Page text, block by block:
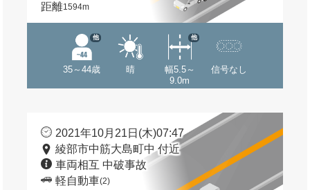
距離1594m
35～44歳
他
晴
幅5.5～
9.0m
他
信号なし
2021年10月21日(木)07:47
綾部市中筋大島町中 付近
車両相互 中破事故
軽自動車(2)